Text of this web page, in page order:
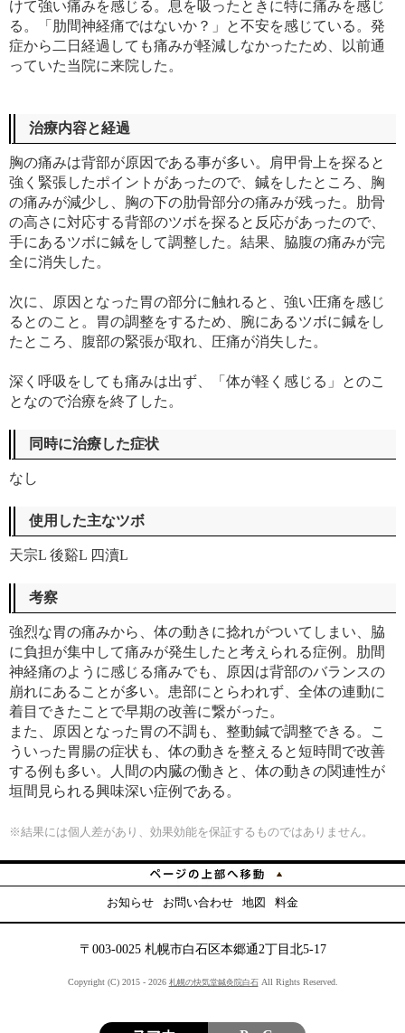
けて強い痛みを感じる。息を吸ったときに特に痛みを感じ
る。「肋間神経痛ではないか？」と不安を感じている。発
症から二日経過しても痛みが軽減しなかったため、以前通
っていた当院に来院した。
治療内容と経過
胸の痛みは背部が原因である事が多い。肩甲骨上を探ると
強く緊張したポイントがあったので、鍼をしたところ、胸
の痛みが減少し、胸の下の肋骨部分の痛みが残った。肋骨
の高さに対応する背部のツボを探ると反応があったので、
手にあるツボに鍼をして調整した。結果、脇腹の痛みが完
全に消失した。
次に、原因となった胃の部分に触れると、強い圧痛を感じ
るとのこと。胃の調整をするため、腕にあるツボに鍼をし
たところ、腹部の緊張が取れ、圧痛が消失した。
深く呼吸をしても痛みは出ず、「体が軽く感じる」とのこ
となので治療を終了した。
同時に治療した症状
なし
使用した主なツボ
天宗L 後谿L 四瀆L
考察
強烈な胃の痛みから、体の動きに捻れがついてしまい、脇
に負担が集中して痛みが発生したと考えられる症例。肋間
神経痛のように感じる痛みでも、原因は背部のバランスの
崩れにあることが多い。患部にとらわれず、全体の連動に
着目できたことで早期の改善に繋がった。
また、原因となった胃の不調も、整動鍼で調整できる。こ
ういった胃腸の症状も、体の動きを整えると短時間で改善
する例も多い。人間の内臓の働きと、体の動きの関連性が
垣間見られる興味深い症例である。
※結果には個人差があり、 効果効能を保証するものではありません。
お知らせ お問い合わせ 地図 料金
〒003-0025 札幌市白石区本郷通2丁目北5-17
Copyright (C) 2015 - 2026 札幌の快気堂鍼灸院白石All Rights Reserved.